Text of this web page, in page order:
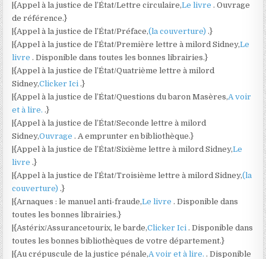
|{Appel à la justice de l’État/Lettre circulaire,Le livre. Ouvrage
de référence.}
|{Appel à la justice de l’État/Préface,(la couverture).}
|{Appel à la justice de l’État/Première lettre à milord Sidney,Le
livre. Disponible dans toutes les bonnes librairies.}
|{Appel à la justice de l’État/Quatrième lettre à milord
Sidney,Clicker Ici.}
|{Appel à la justice de l’État/Questions du baron Masères,A voir
et à lire..}
|{Appel à la justice de l’État/Seconde lettre à milord
Sidney,Ouvrage. A emprunter en bibliothèque.}
|{Appel à la justice de l’État/Sixième lettre à milord Sidney,Le
livre.}
|{Appel à la justice de l’État/Troisième lettre à milord Sidney,(la
couverture).}
|{Arnaques : le manuel anti-fraude,Le livre. Disponible dans
toutes les bonnes librairies.}
|{Astérix/Assurancetourix, le barde,Clicker Ici. Disponible dans
toutes les bonnes bibliothèques de votre département.}
|{Au crépuscule de la justice pénale,A voir et à lire.. Disponible